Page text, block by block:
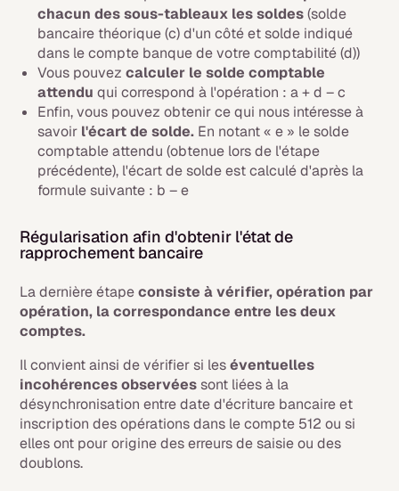
chacun des sous-tableaux les soldes(solde
bancaire théorique (c) d'un côté et solde indiqué
dans le compte banque de votre comptabilité (d))
Vous pouvezcalculer le solde comptable
attendu qui correspond à l'opération : a + d – c
Enfin, vous pouvez obtenir ce qui nous intéresse à
savoir l'écart de solde. En notant « e » le solde
comptable attendu (obtenue lors de l'étape
précédente), l'écart de solde est calculé d'après la
formule suivante : b – e
Régularisation afin d'obtenir l'état de
rapprochement bancaire
La dernière étapeconsiste à vérifier, opération par
opération, la correspondance entre les deux
comptes.
Il convient ainsi de vérifier si leséventuelles
incohérences observéessont liées à la
désynchronisation entre date d'écriture bancaire et
inscription des opérations dans le compte 512 ou si
elles ont pour origine des erreurs de saisie ou des
doublons.